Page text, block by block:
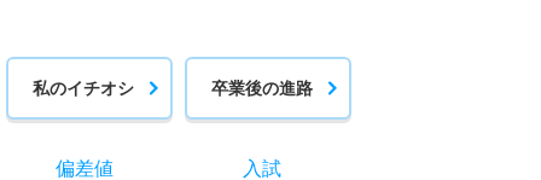
私のイチオシ 卒業後の進路
偏差値 入試